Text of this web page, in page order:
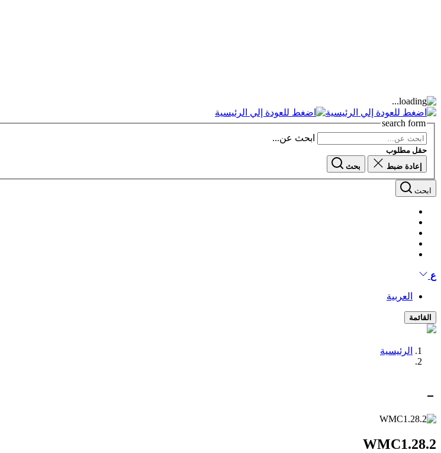
search form
ابحث عن...
حقل مطلوب
إعادة ضبط
بحث
ابحث
ع
العربية
القائمة
الرئيسية
WMC1.28.2